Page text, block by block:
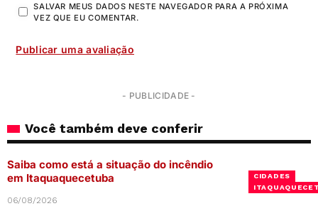
SALVAR MEUS DADOS NESTE NAVEGADOR PARA A PRÓXIMA
VEZ QUE EU COMENTAR.
- PUBLICIDADE -
Você também deve conferir
CIDADES
Saiba como está a situação do incêndio
em Itaquaquecetuba
06/08/2026